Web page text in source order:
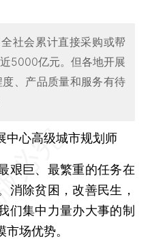
社会累计直接采购或帮
5000亿元。但各地开展
、产品质量和服务有待
中心高级城市规划师
巨、最繁重的任务在
消除贫困，改善民生，
们集中力量办大事的制
场优势。